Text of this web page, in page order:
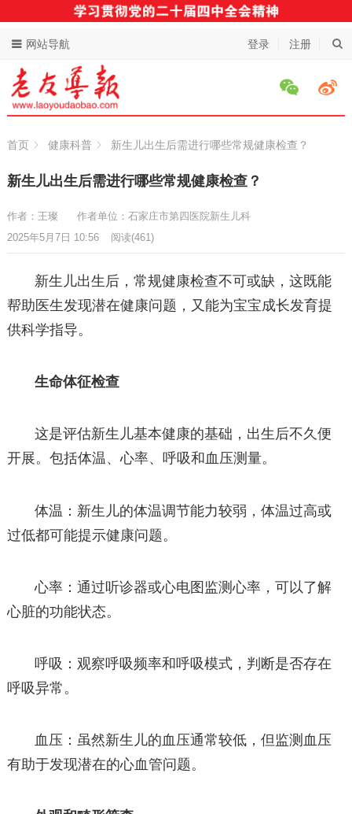
登录 注册
网站导航
首页 健康科普 新生儿出生后需进行哪些常规健康检查？
新生儿出生后需进行哪些常规健康检查？
作者：王璨
作者单位：石家庄市第四医院新生儿科
2025年5月7日 10:56
阅读(461)
新生儿出生后，常规健康检查不可或缺，这既能
帮助医生发现潜在健康问题，又能为宝宝成长发育提
供科学指导。
生命体征检查
这是评估新生儿基本健康的基础，出生后不久便
开展。包括体温、心率、呼吸和血压测量。
体温：新生儿的体温调节能力较弱，体温过高或
过低都可能提示健康问题。
心率：通过听诊器或心电图监测心率，可以了解
心脏的功能状态。
呼吸：观察呼吸频率和呼吸模式，判断是否存在
呼吸异常。
血压：虽然新生儿的血压通常较低，但监测血压
有助于发现潜在的心血管问题。